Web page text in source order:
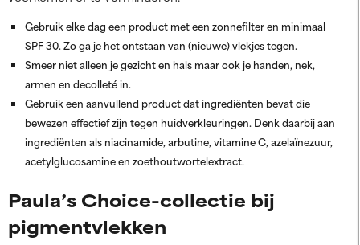
Gebruik elke dag een product met een zonnefilter en minimaal
SPF 30. Zo ga je het ontstaan van (nieuwe) vlekjes tegen.
Smeer niet alleen je gezicht en hals maar ook je handen, nek,
armen en decolleté in.
Gebruik een aanvullend product dat ingrediënten bevat die
bewezen effectief zijn tegen huidverkleuringen. Denk daarbij aan
ingrediënten als niacinamide, arbutine, vitamine C, azelaïnezuur,
acetylglucosamine en zoethoutwortelextract.
Paula’s Choice-collectie bij
pigmentvlekken